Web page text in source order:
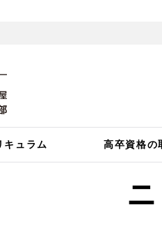
リエイターアカデミーに
キュラム 高卒資格の